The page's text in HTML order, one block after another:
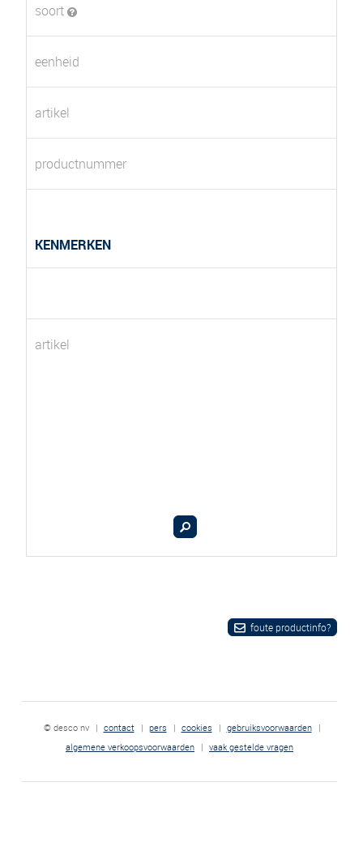
soort
eenheid
artikel
productnummer
KENMERKEN
artikel
foute productinfo?
© desco nv | contact | pers | cookies | gebruiksvoorwaarden
|
algemene verkoopsvoorwaarden | vaak gestelde vragen